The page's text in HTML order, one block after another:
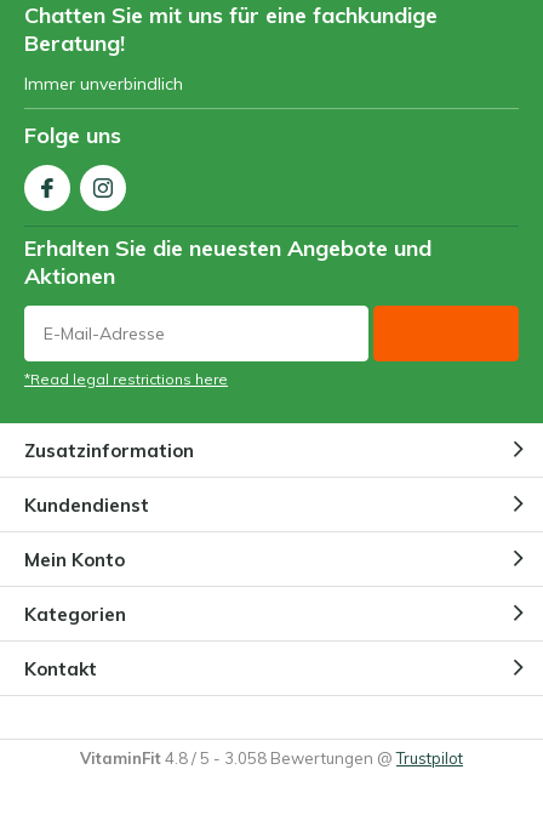
Chatten Sie mit uns für eine fachkundige
Beratung!
Immer unverbindlich
Folge uns
Erhalten Sie die neuesten Angebote und
Aktionen
*Read legal restrictions here
Zusatzinformation
Kundendienst
Mein Konto
Kategorien
Kontakt
VitaminFit4.8/5 - 3.058 Bewertungen @Trustpilot